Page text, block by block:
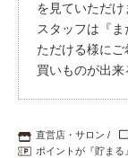
を見ていただけ
スタッフは『
ただける様に
買いものが出来
直営店・サロン
ポイントが『貯まる